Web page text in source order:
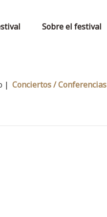
Sobre el festival
| Conciertos / Conferencias